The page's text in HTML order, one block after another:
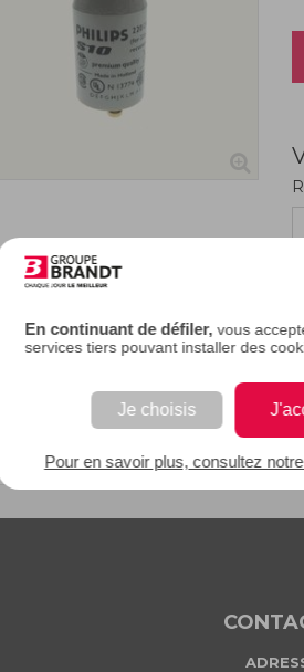
En continuant de défiler, vous
services tiers pouvant installer des
Je choisis
Pour en savoir plus, consultez